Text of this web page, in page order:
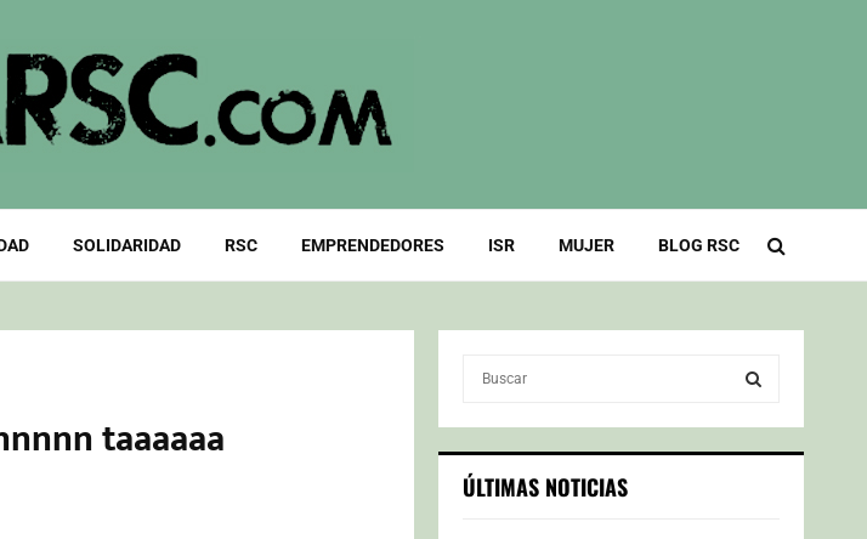
SOLIDARIDAD RSC EMPRENDEDORES ISR MUJER BLOG RSC
taaaaaa
c
h
S
ÚLTIMAS NOTICIAS